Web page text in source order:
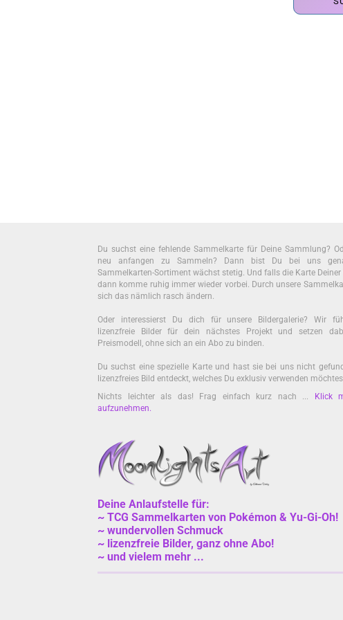
Du suchst eine fehlende Sammelkarte für Deine Sammlung?
neu anfangen zu Sammeln? Dann bist Du bei uns
Sammelkarten-Sortiment wächst stetig. Und falls die Karte
dann komme ruhig immer wieder vorbei. Durch unsere
sich das nämlich rasch ändern.
Oder interessierst Du dich für unsere Bildergalerie? Wir
lizenzfreie Bilder für dein nächstes Projekt und setzen
Preismodell, ohne sich an ein Abo zu binden.
Du suchst eine spezielle Karte und hast sie bei uns nicht
lizenzfreies Bild entdeckt, welches Du exklusiv verwenden
Nichts leichter als das! Frag einfach kurz nach ...
Klick
aufzunehmen.
Deine Anlaufstelle für:
~ TCG Sammelkarten von Pokémon & Yu-Gi-Oh!
~ wundervollen Schmuck
~ lizenzfreie Bilder, ganz ohne Abo!
~ und vielem mehr ...